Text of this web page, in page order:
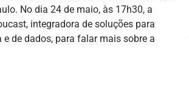
No dia 24 de maio, às 17h30, a
integradora de soluções para
de dados, para falar mais sobre a